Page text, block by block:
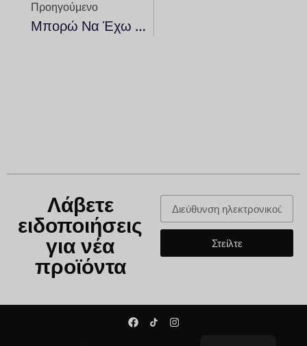
Προηγούμενο
Μπορώ Να Έχω Προσαρμοσμένα Φώτα LED, Ατμοσφαιρικά Φώτα Ή Φώτα Νέον Στο Αυτοκίνητό Μου;
Λάβετε
ειδοποιήσεις
για νέα
προϊόντα
Στείλτε